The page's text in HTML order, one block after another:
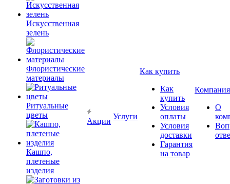
Искусственная
зелень
Флористические
материалы
Ритуальные
цветы
Кашпо,
плетеные
изделия
Акции
Услуги
Как купить
Как
купить
Условия
оплаты
Условия
доставки
Гарантия
на товар
Компания
О